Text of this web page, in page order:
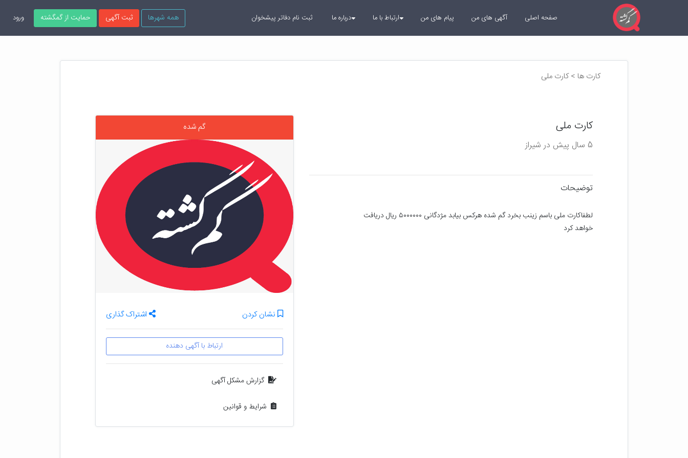
همه شهرها ثبت آگهی حمایت از گمگشته ورود صفحه اصلی آگهی های من پیام های من ارتباط با ما درباره ما ثبت نام دفاتر پیشخوان
کارت ها > کارت ملی
کارت ملی
5 سال پیش در شیراز
توضیحات
خواهد کرد
گم شده
نشان کردن اشتراک گذاری
ارتباط با آگهی دهنده
گزارش مشکل آگهی
شرایط و قوانین